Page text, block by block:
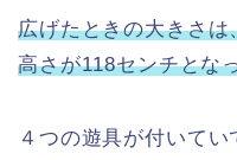
広げたときの大きさ
高さが118センチとな
４つの遊具が付いて